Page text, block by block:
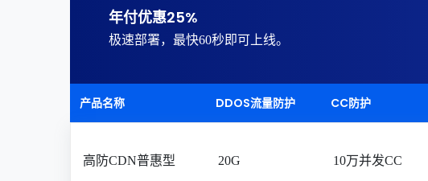
年付优惠25%
极速部署，最快60秒即可上线。
产品名称 DDOS流量防护 CC防护
高防CDN普惠型 20G 10万并发CC